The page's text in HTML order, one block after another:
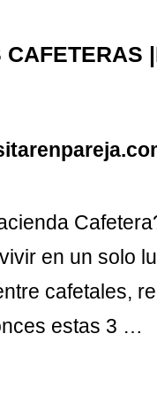
CAFETERAS
en un solo
cafetales,
estas 3 …